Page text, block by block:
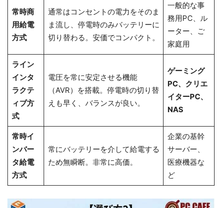
常時商
用給電
方式
通常はコンセントの電力をそのま
ま流し、停電時のみバッテリーに
切り替わる。安価でコンパクト。
一般的な事
務用PC、ル
ーター、ご
家庭用
ライン
インタ
ラクテ
ィブ方
式
電圧を常に安定させる機能
（AVR）を搭載。停電時の切り替
えも早く、バランスが良い。
ゲーミング
PC、クリエ
イターPC、
NAS
常時イ
ンバー
タ給電
方式
常にバッテリーを介して給電する
ため無瞬断。非常に高価。
企業の基幹
サーバー、
医療機器な
ど